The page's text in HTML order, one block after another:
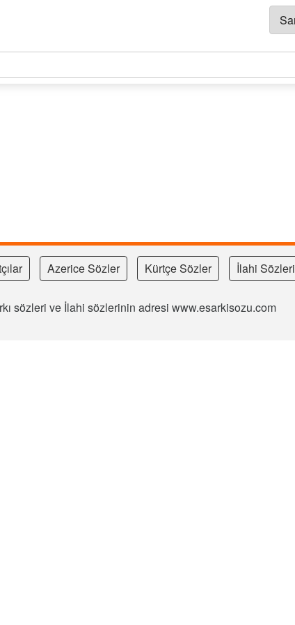
Azerice Sözler Kürtçe Sözler İlahi Sözleri
sözleri ve İlahi sözlerinin adresi www.esarkisozu.com